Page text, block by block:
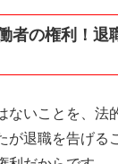
者の権利！退
ないことを、法
が退職を告げる